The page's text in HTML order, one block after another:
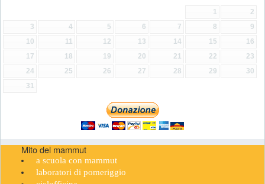
1
2
3
4 5 6 7 8
9
10
11 12 13 14 15
16
17
18 19 20 21 22
23
24
25 26 27 28 29
30
31
Mito del mammut
a scuola con mammut
laboratori di pomeriggio